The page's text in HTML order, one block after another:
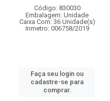
Código: 830030
Embalagem: Unidade
Caixa Com: 36 Unidade(s)
Inmetro: 006758/2019
Faça seu login ou
cadastre-se para
comprar.